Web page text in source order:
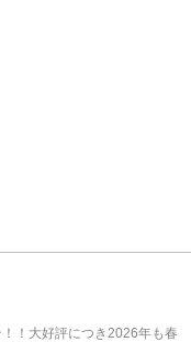
！大好評につき2026年も春